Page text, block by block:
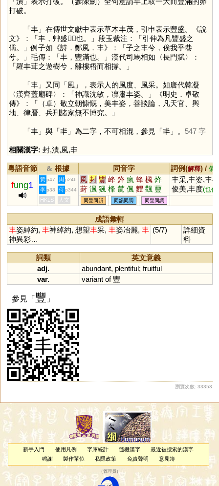
打破。
「丰」在傳世文獻中表示草木丰茂，引申表示豐盛。《說
文》：「丰，艸盛𡴀𡴀也。」段玉裁注：「引伸為凡豐盛之
偁。」例子如《詩．鄭風．丰》：「子之丰兮，俟我乎巷
兮。」毛傳：「丰，豐滿也。」漢代司馬相如〈長門賦〉：
「羅丰茸之遊樹兮，離樓梧而相撐。」
「丰」又同「風」，表示人的風度、風采。如唐代韓凝
〈漢齊蓋廟碑〉：「神識沈敏，凜肅丰姿。」《明史．卓敬
傳》：「（卓）敬立朝慷慨，美丰姿，善談論，凡天官、輿
地、律曆、兵刑諸家無不博究。」
「丰」與「丯 」為二字，不可相混，參見「丯 」。 547 字
相關漢字: 封,潰,風,丯
粵語音節 & 根據 同音字 詞例(解釋) / 備
fung1
黃 p47 周 p246 風 封 豐 峰 鋒 瘋 蜂 楓 烽
葑 渢 猦 桻 檒 偑 麷 飌 蘴
夆 妦 崶 酆 犎 灃
丰采,丰姿,丰神
俊美,丰度(也作
李 p38 何 p344
HKLS 人文 同聲同韻 同韻同調 同聲同調
成語彙輯
丰姿綽約, 丰神綽約, 想望丰采, 丰姿冶麗, 丰
神異彩…
(5/7)
詳細資
料
詞類
英文意義
adj.
abundant, plentiful; fruitful
var.
variant of豐
參見「 豐 」
瀏覽次數: 33353
新手入門 使用凡例 字庫統計 隨機漢字
最近被搜索的漢字
鳴謝
製作單位 私隱政策 免責聲明 意見簿
（管理員 ）